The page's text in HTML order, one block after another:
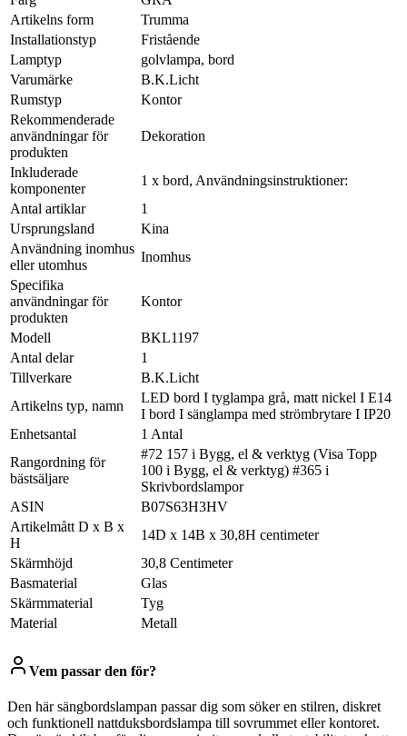
Artikelns form
Trumma
Installationstyp
Fristående
Lamptyp
golvlampa, bord
Varumärke
B.K.Licht
Rumstyp
Kontor
Rekommenderade
användningar för
produkten
Dekoration
Inkluderade
komponenter
1 x bord, Användningsinstruktioner:
Antal artiklar
1
Ursprungsland
Kina
Användning inomhus
eller utomhus
Inomhus
Specifika
användningar för
produkten
Kontor
Modell
BKL1197
Antal delar
1
Tillverkare
B.K.Licht
Artikelns typ, namn
LED bord I tyglampa grå, matt nickel I E14
I bord I sänglampa med strömbrytare I IP20
Enhetsantal
1 Antal
Rangordning för
bästsäljare
#72 157 i Bygg, el & verktyg (Visa Topp
100 i Bygg, el & verktyg) #365 i
Skrivbordslampor
ASIN
B07S63H3HV
Artikelmått D x B x
H
14D x 14B x 30,8H centimeter
Skärmhöjd
30,8 Centimeter
Basmaterial
Glas
Skärmmaterial
Tyg
Material
Metall
Vem passar den för?
Den här sängbordslampan passar dig som söker en stilren, diskret
och funktionell nattduksbordslampa till sovrummet eller kontoret.